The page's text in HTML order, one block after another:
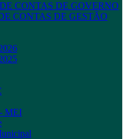
CONTAS DE GOVERNO
CONTAS DE GESTÃO
MEI